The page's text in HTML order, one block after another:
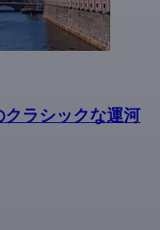
クラシックな運河